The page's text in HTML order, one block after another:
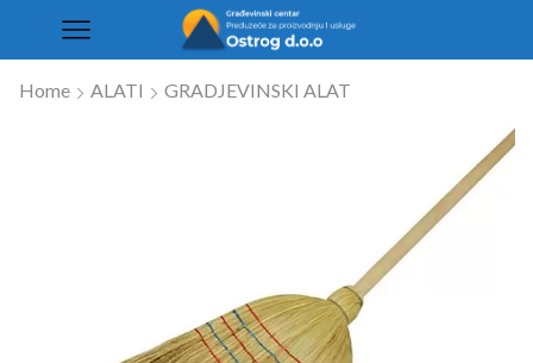
Home ALATI GRADJEVINSKI ALAT